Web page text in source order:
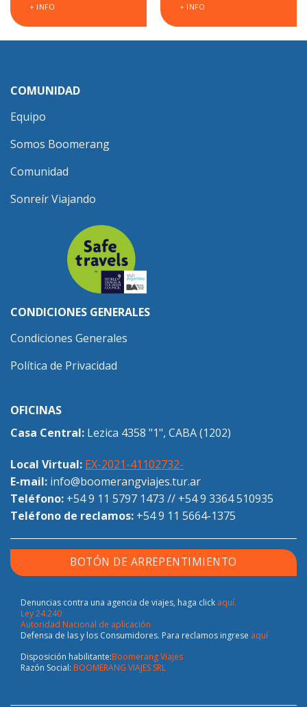
+ INFO + INFO
COMUNIDAD
Equipo
Somos Boomerang
Comunidad
Sonreír Viajando
CONDICIONES GENERALES
Condiciones Generales
Política de Privacidad
OFICINAS
Casa Central: Lezica 4358 "1", CABA (1202)
Local Virtual: EX-2021-41102732-
E-mail: info@boomerangviajes.tur.ar
Teléfono: +54 9 11 5797 1473 // +54 9 3364 510935
Teléfono de reclamos: +54 9 11 5664-1375
BOTÓN DE ARREPENTIMIENTO
Denuncias contra una agencia de viajes, haga click aquí.
Ley 24.240
Autoridad Nacional de aplicación
Defensa de las y los Consumidores. Para reclamos ingrese aquí
Disposición habilitante:Boomerang Viajes
Razón Social: BOOMERANG VIAJES SRL